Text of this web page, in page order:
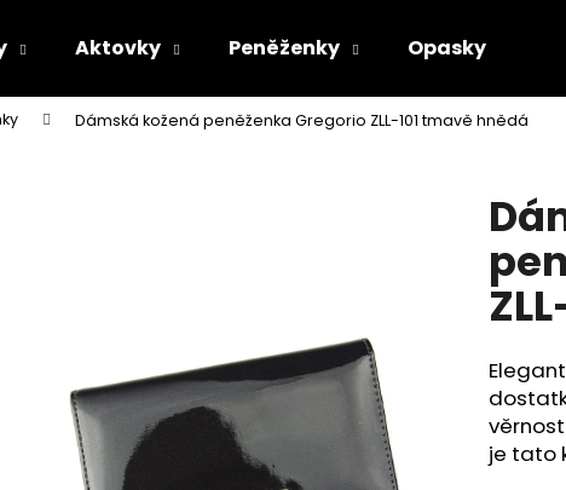
Aktovky Peněženky Opasky
Dámská kožená peněženka Gregorio ZLL-101 tmavě hnědá
je tato
Co potřebujete najít?